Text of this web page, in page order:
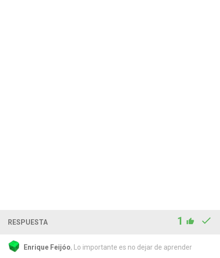
RESPUESTA 1
Enrique Feijóo, Lo importante es no dejar de aprender